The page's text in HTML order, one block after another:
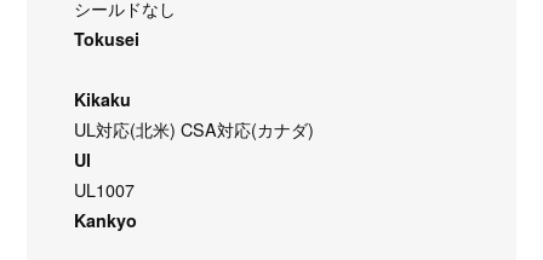
シールドなし
Tokusei
Kikaku
UL対応(北米) CSA対応(カナダ)
Ul
UL1007
Kankyo